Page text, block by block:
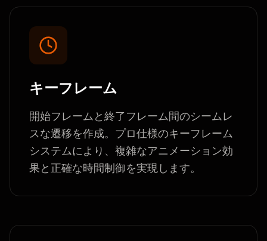
キーフレーム
開始フレームと終了フレーム間のシームレ
スな遷移を作成。プロ仕様のキーフレーム
システムにより、複雑なアニメーション効
果と正確な時間制御を実現します。